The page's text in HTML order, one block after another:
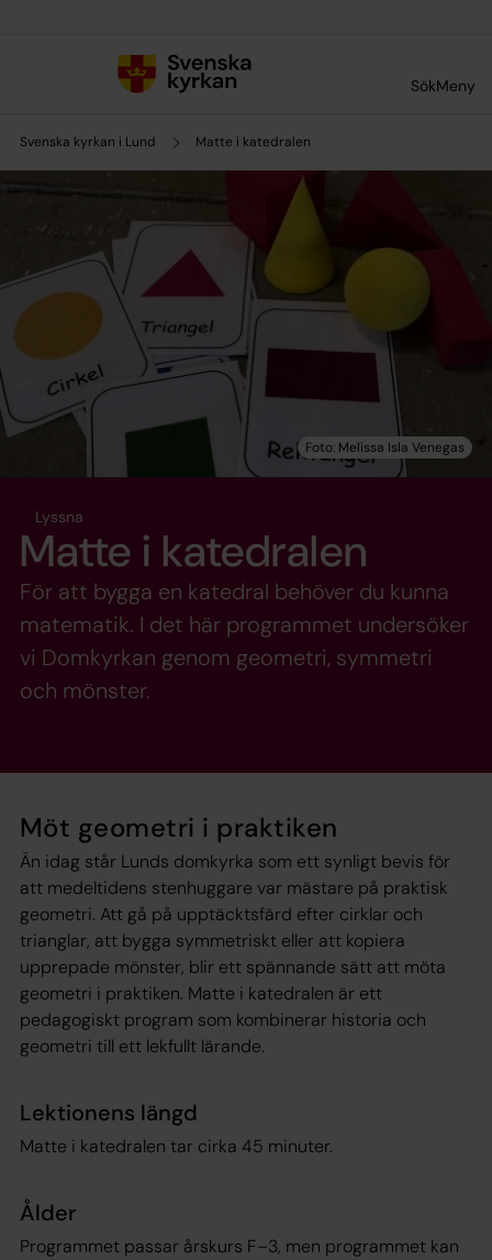
SökMeny
Svenska kyrkan i Lund Matte i katedralen
Lyssna
Matte i katedralen
För att bygga en katedral behöver du kunna
matematik. I det här programmet undersöker
vi Domkyrkan genom geometri, symmetri
och mönster.
Möt geometri i praktiken
Än idag står Lunds domkyrka som ett synligt bevis för
att medeltidens stenhuggare var mästare på praktisk
geometri. Att gå på upptäcktsfärd efter cirklar och
trianglar, att bygga symmetriskt eller att kopiera
upprepade mönster, blir ett spännande sätt att möta
geometri i praktiken. Matte i katedralen är ett
pedagogiskt program som kombinerar historia och
geometri till ett lekfullt lärande.
Lektionens längd
Matte i katedralen tar cirka 45 minuter.
Ålder
Programmet passar årskurs F–3, men programmet kan